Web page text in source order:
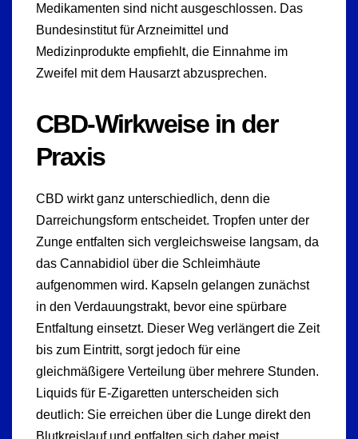
Medikamenten sind nicht ausgeschlossen. Das
Bundesinstitut für Arzneimittel und
Medizinprodukte empfiehlt, die Einnahme im
Zweifel mit dem Hausarzt abzusprechen.
CBD-Wirkweise in der
Praxis
CBD wirkt ganz unterschiedlich, denn die
Darreichungsform entscheidet. Tropfen unter der
Zunge entfalten sich vergleichsweise langsam, da
das Cannabidiol über die Schleimhäute
aufgenommen wird. Kapseln gelangen zunächst
in den Verdauungstrakt, bevor eine spürbare
Entfaltung einsetzt. Dieser Weg verlängert die Zeit
bis zum Eintritt, sorgt jedoch für eine
gleichmäßigere Verteilung über mehrere Stunden.
Liquids für E-Zigaretten unterscheiden sich
deutlich: Sie erreichen über die Lunge direkt den
Blutkreislauf und entfalten sich daher meist